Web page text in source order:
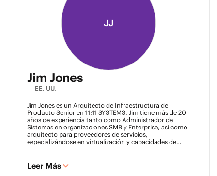
JJ
Jim Jones
EE. UU.
Jim Jones es un Arquitecto de Infraestructura de
Producto Senior en 11:11 SYSTEMS. Jim tiene más de 20
años de experiencia tanto como Administrador de
Sistemas en organizaciones SMB y Enterprise, así como
arquitecto para proveedores de servicios,
especializándose en virtualización y capacidades de
VMware. Jim también tiene títulos de la Universidad de
Marshall y de la Universidad de Maryland. Se le puede
Leer Más